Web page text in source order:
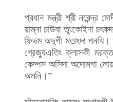
প্রধান মন্ত্রী শ্রী
য়াম্না চাউবা তুংকোইনা
ফিভম অদুগী মতাংদা পনখি।
গ্রেজ্যুএতিং ক্লাসকী
কেম্পস অসিদা অদোমগা
অমনি।”